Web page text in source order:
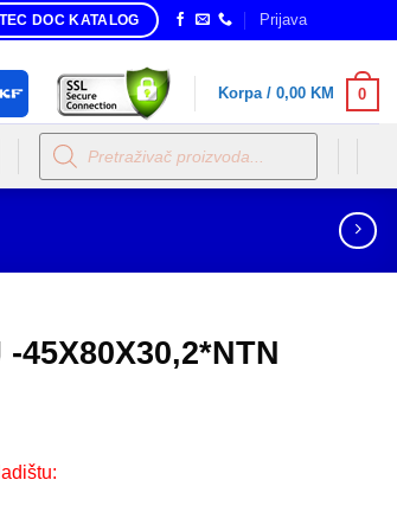
DOC KATALOG Prijava
Korpa / 0,00 KM 0
Products
search
45X80X30,2*NTN